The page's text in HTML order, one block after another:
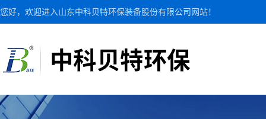
您好，欢迎进入山东中科贝特环保装备股份有限公司网站！